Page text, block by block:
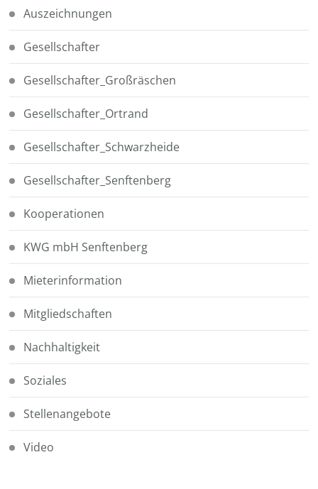
Auszeichnungen
Gesellschafter
Gesellschafter_Großräschen
Gesellschafter_Ortrand
Gesellschafter_Schwarzheide
Gesellschafter_Senftenberg
Kooperationen
KWG mbH Senftenberg
Mieterinformation
Mitgliedschaften
Nachhaltigkeit
Soziales
Stellenangebote
Video